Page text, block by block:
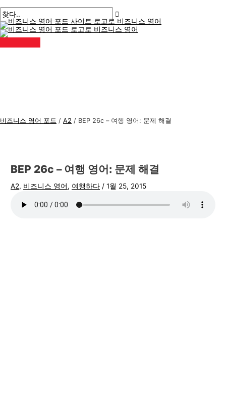
텐
츠
로
건
인
뉴
비즈니스 영어 포드 / A2 / BEP 26c – 여행 영어: 문제 해결
BEP 26c – 여행 영어: 문제 해결
A2, 비즈니스 영어, 여행하다 /1월 25, 2015
시
물
탐
색
기
에
입
력
름
*
메
일
*
비
즈
니
스
검
색
: